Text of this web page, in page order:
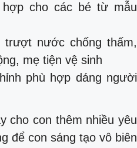
cho các bé từ mẫu
trượt nước chống thấm,
mẹ tiện vệ sinh
phù hợp dáng người
cho con thêm nhiều yêu
để con sáng tạo vô biên